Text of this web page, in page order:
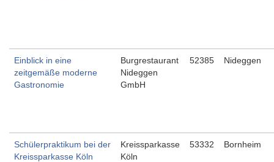
Einblick in eine
zeitgemäße moderne
Gastronomie
Burgrestaurant
Nideggen
GmbH
52385 Nideggen
Schülerpraktikum bei der
Kreissparkasse Köln
Kreissparkasse
Köln
53332 Bornheim